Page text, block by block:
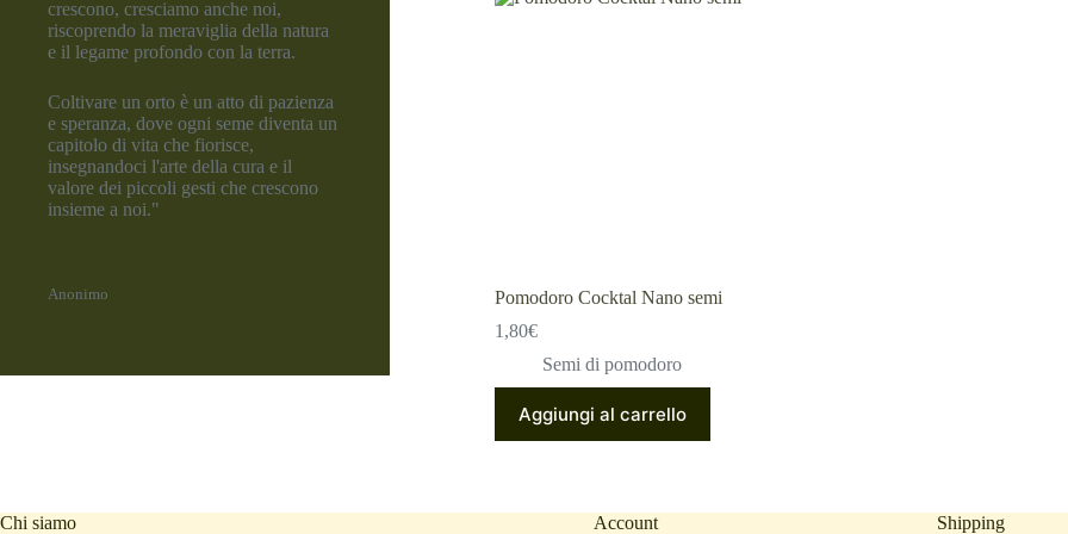
Pomodoro Cocktal Nano semi
1,80€
Semi di pomodoro
Aggiungi al carrello
crescono, cresciamo anche noi,
riscoprendo la meraviglia della natura
e il legame profondo con la terra.
Coltivare un orto è un atto di pazienza
e speranza, dove ogni seme diventa un
capitolo di vita che fiorisce,
insegnandoci l'arte della cura e il
valore dei piccoli gesti che crescono
insieme a noi."
Anonimo
Chi siamo Account Shipping